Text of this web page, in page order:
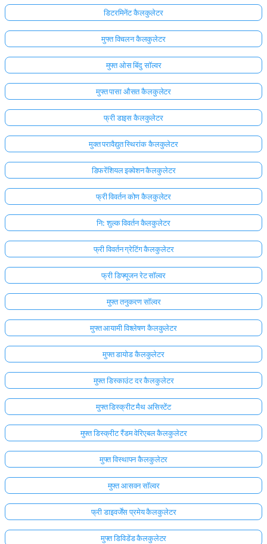
डिटरमिनेंट कैलकुलेटर
मुफ्त विचलन कैलकुलेटर
मुफ्त ओस बिंदु सॉल्वर
मुफ्त पासा औसत कैलकुलेटर
फ्री डाइस कैलकुलेटर
मुक्त परावैद्युत स्थिरांक कैलकुलेटर
डिफरेंशियल इक्वेशन कैलकुलेटर
फ्री विवर्तन कोण कैलकुलेटर
नि: शुल्क विवर्तन कैलकुलेटर
फ्री विवर्तन ग्रेटिंग कैलकुलेटर
फ्री डिफ्यूजन रेट सॉल्वर
मुफ्त तनुकरण सॉल्वर
मुफ्त आयामी विश्लेषण कैलकुलेटर
मुफ्त डायोड कैलकुलेटर
मुफ्त डिस्काउंट दर कैलकुलेटर
मुफ्त डिस्क्रीट मैथ असिस्टेंट
मुफ्त डिस्क्रीट रैंडम वेरिएबल कैलकुलेटर
मुफ्त विस्थापन कैलकुलेटर
मुफ्त आसवन सॉल्वर
फ्री डाइवर्जेंस प्रमेय कैलकुलेटर
मुफ्त डिविडेंड कैलकुलेटर